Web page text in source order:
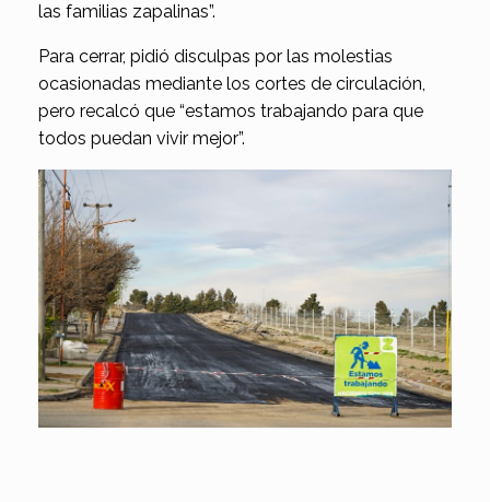
las familias zapalinas”.
Para cerrar, pidió disculpas por las molestias
ocasionadas mediante los cortes de circulación,
pero recalcó que “estamos trabajando para que
todos puedan vivir mejor”.